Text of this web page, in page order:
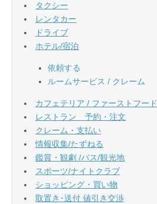
タクシー
レンタカー
ドライブ
ホテル/宿泊
依頼する
ルームサービス / クレーム
カフェテリア / ファーストフード
レストラン 予約・注文
クレーム・支払い
情報収集/たずねる
鑑賞・観劇 /バス/観光地
スポーツ/ナイトクラブ
ショッピング・買い物
取置き･送付 値引き交渉